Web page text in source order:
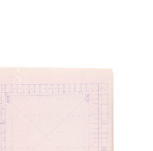
INICIO CRÉDITOS